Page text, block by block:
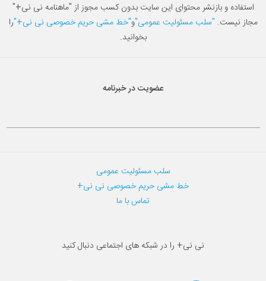
استفاده و بازنشر محتوای این سایت بدون کسب مجوز از "ماهنامه نی نی+"
مجاز نیست. "سلب مسئولیت عمومی"و"خط مشی حریم خصوصی نی نی+"را
بخوانید.
عضویت در خبرنامه
سلب مسئولیت عمومی
خط مشی حریم خصوصی نی نی+
تماس با ما
نی نی+ را در شبکه های اجتماعی دنبال کنید